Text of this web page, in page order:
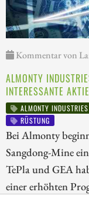
Kommentar von
ALMONTY
INTERESSANTE
ALMONTY INDUSTRIES
RÜSTUNG
Bei Almonty
Sangdong-Mine
TePla und GEA
einer erhöhten